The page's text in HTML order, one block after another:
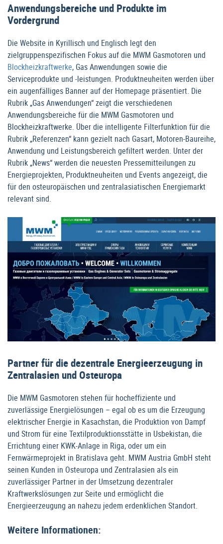
Anwendungsbereiche und Produkte im
Vordergrund
Die Website in Kyrillisch und Englisch legt den
zielgruppenspezifischen Fokus auf die MWM Gasmotoren und
Blockheizkraftwerke, Gas Anwendungen sowie die
Serviceprodukte und -leistungen. Produktneuheiten werden über
ein augenfälliges Banner auf der Homepage präsentiert. Die
Rubrik „Gas Anwendungen“ zeigt die verschiedenen
Anwendungsbereiche für die MWM Gasmotoren und
Blockheizkraftwerke. Über die intelligente Filterfunktion für die
Rubrik „Referenzen“ kann gezielt nach Gasart, Motoren-Baureihe,
Anwendung und Leistungsbereich gefiltert werden. Unter der
Rubrik „News“ werden die neuesten Pressemitteilungen zu
Energieprojekten, Produktneuheiten und Events angezeigt, die
für den osteuropäischen und zentralasiatischen Energiemarkt
relevant sind.
Partner für die dezentrale Energieerzeugung in
Zentralasien und Osteuropa
Die MWM Gasmotoren stehen für hocheffiziente und
zuverlässige Energielösungen – egal ob es um die Erzeugung
elektrischer Energie in Kasachstan, die Produktion von Dampf
und Strom für eine Textilproduktionsstätte in Usbekistan, die
Errichtung einer KWK-Anlage in Riga, oder um ein
Fernwärmeprojekt in Bratislava geht. MWM Austria GmbH steht
seinen Kunden in Osteuropa und Zentralasien als ein
zuverlässiger Partner in der Umsetzung dezentraler
Kraftwerkslösungen zur Seite und ermöglicht die
Energieerzeugung an nahezu jedem erdenklichen Standort.
Weitere Informationen: